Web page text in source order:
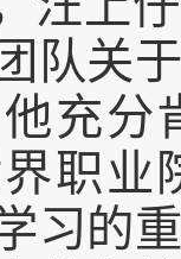
队关
充分
职业
习的